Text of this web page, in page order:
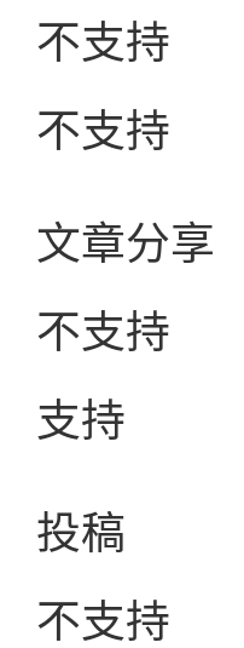
不支持
不支持
文章分享
不支持
支持
投稿
不支持